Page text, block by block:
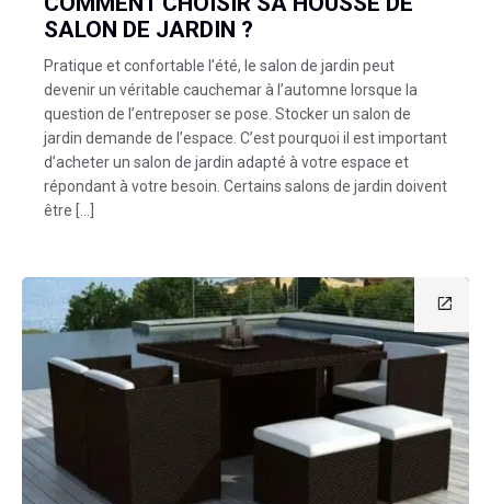
SALON DE JARDIN ?
Pratique et confortable l’été, le salon de jardin peut
devenir un véritable cauchemar à l’automne lorsque la
question de l’entreposer se pose. Stocker un salon de
jardin demande de l’espace. C’est pourquoi il est important
d’acheter un salon de jardin adapté à votre espace et
répondant à votre besoin. Certains salons de jardin doivent
être […]